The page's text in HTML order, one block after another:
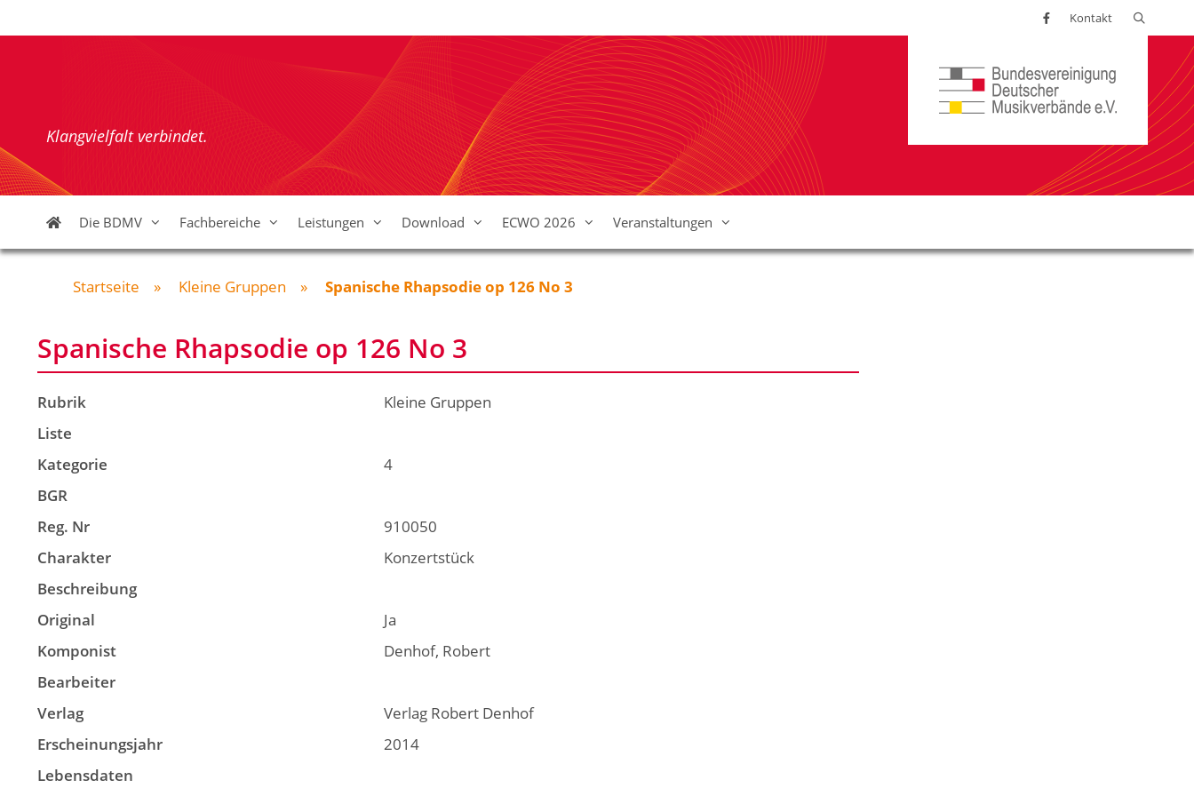
Inhalt
Kontakt
Klangvielfalt verbindet.
Die BDMV Fachbereiche Leistungen Download ECWO 2026 Veranstaltungen
Startseite » Kleine Gruppen » Spanische Rhapsodie op 126 No 3
Spanische Rhapsodie op 126 No 3
Rubrik
Kleine Gruppen
Liste
Kategorie
4
BGR
Reg. Nr
910050
Charakter
Konzertstück
Beschreibung
Original
Ja
Komponist
Denhof, Robert
Bearbeiter
Verlag
Verlag Robert Denhof
Erscheinungsjahr
2014
Lebensdaten